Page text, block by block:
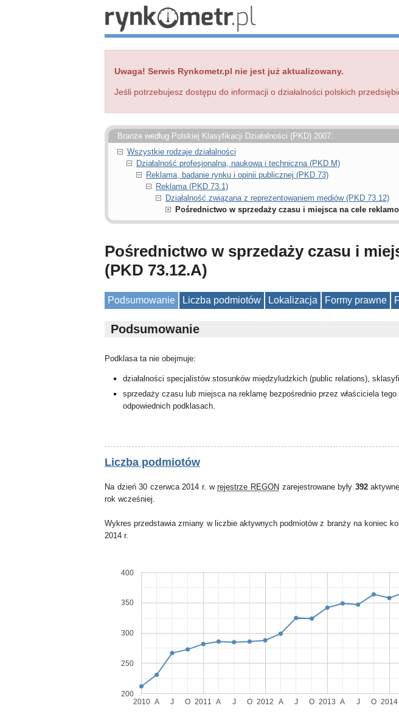
Uwaga! Serwis Rynkometr.pl nie jest już aktualizowany.
Jeśli potrzebujesz dostępu do informacji o działalności polskich
Branże według Polskiej Klasyfikacji Działalności (PKD) 2007:
Wszystkie rodzaje działalności
Działalność profesjonalna, naukowa i techniczna (PKD M)
Reklama, badanie rynku i opinii publicznej (PKD 73)
Reklama (PKD 73.1)
Działalność związana z reprezentowaniem mediów (PKD 73.12)
Pośrednictwo w sprzedaży czasu i miejsca na cele
Pośrednictwo w sprzedaży czasu i
(PKD 73.12.A)
Podsumowanie Liczba podmiotów Lokalizacja Formy prawne
Podsumowanie
Podklasa ta nie obejmuje:
działalności specjalistów stosunków międzyludzkich (public relations),
sprzedaży czasu lub miejsca na reklamę bezpośrednio przez właściciela
odpowiednich podklasach.
Liczba podmiotów
Na dzień 30 czerwca 2014 r. wrejestrze REGON zarejestrowane były 392
rok wcześniej.
Wykres przedstawia zmiany w liczbie aktywnych podmiotów z branży na koniec
2014 r.
2010 2011 2012 2013 2014
A J O A J O A J O A J O
200
250
300
350
400